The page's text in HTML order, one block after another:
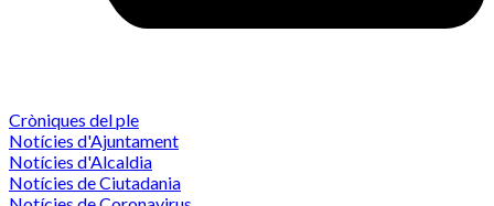
Cròniques del ple
Notícies d'Ajuntament
Notícies d'Alcaldia
Notícies de Ciutadania